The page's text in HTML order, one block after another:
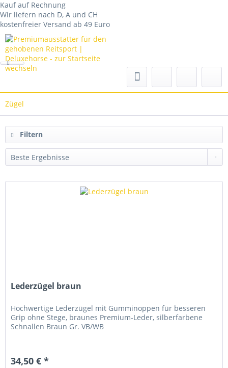
Kauf auf Rechnung
Wir liefern nach D, A und CH
kostenfreier Versand ab 49 Euro
Zügel
Filtern
Lederzügel braun
Hochwertige Lederzügel mit Gumminoppen für besseren
Grip ohne Stege, braunes Premium-Leder, silberfarbene
Schnallen Braun Gr. VB/WB
34,50 € *